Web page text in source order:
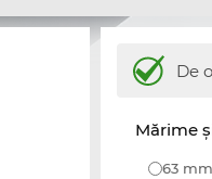
De
Mărime
63